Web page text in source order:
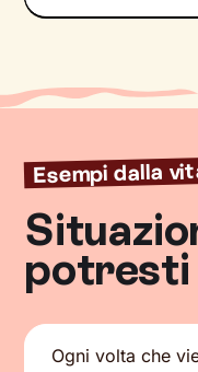
Esempi dalla
Ogni volta che